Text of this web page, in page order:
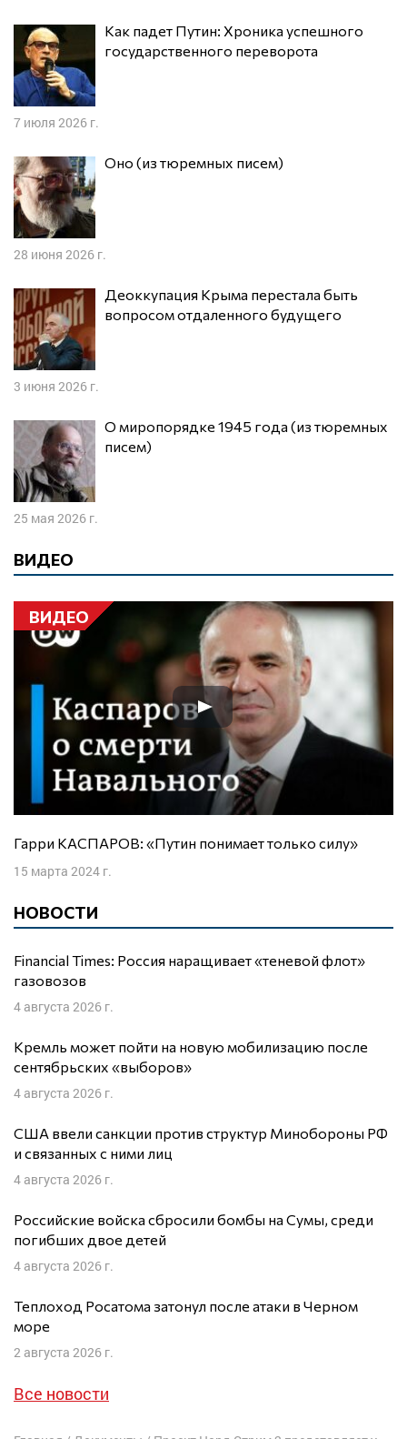
Как падет Путин: Хроника успешного
государственного переворота
7 июля 2026 г.
Оно (из тюремных писем)
28 июня 2026 г.
Деоккупация Крыма перестала быть
вопросом отдаленного будущего
3 июня 2026 г.
О миропорядке 1945 года (из тюремных
писем)
25 мая 2026 г.
ВИДЕО
ВИДЕО
Гарри КАСПАРОВ: «Путин понимает только силу»
15 марта 2024 г.
НОВОСТИ
Financial Times: Россия наращивает «теневой флот»
газовозов
4 августа 2026 г.
Кремль может пойти на новую мобилизацию после
сентябрьских «выборов»
4 августа 2026 г.
США ввели санкции против структур Минобороны РФ
и связанных с ними лиц
4 августа 2026 г.
Российские войска сбросили бомбы на Сумы, среди
погибших двое детей
4 августа 2026 г.
Теплоход Росатома затонул после атаки в Черном
море
2 августа 2026 г.
Все новости